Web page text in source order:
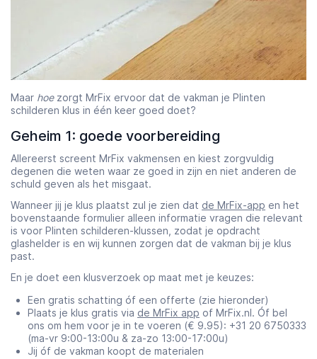
Maar hoezorgt MrFix ervoor dat de vakman je Plinten
schilderen klus in één keer goed doet?
Geheim 1: goede voorbereiding
Allereerst screent MrFix vakmensen en kiest zorgvuldig
degenen die weten waar ze goed in zijn en niet anderen de
schuld geven als het misgaat.
Wanneer jij je klus plaatst zul je zien dat de MrFix-app en het
bovenstaande formulier alleen informatie vragen die relevant
is voor Plinten schilderen-klussen, zodat je opdracht
glashelder is en wij kunnen zorgen dat de vakman bij je klus
past.
En je doet een klusverzoek op maat met je keuzes:
Een gratis schatting óf een offerte (zie hieronder)
Plaats je klus gratis via de MrFix app of MrFix.nl. Óf bel
ons om hem voor je in te voeren (€ 9.95): +31 20 6750333
(ma-vr 9:00-13:00u & za-zo 13:00-17:00u)
Jij óf de vakman koopt de materialen